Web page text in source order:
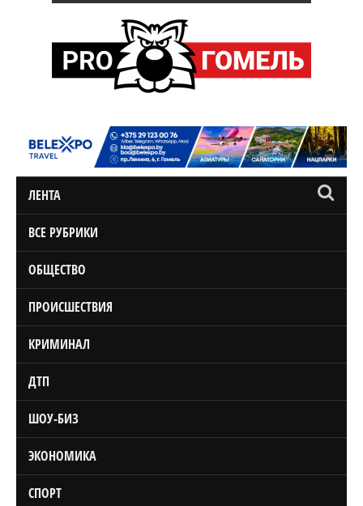
ЛЕНТА
ВСЕ РУБРИКИ
ОБЩЕСТВО
ПРОИСШЕСТВИЯ
КРИМИНАЛ
ДТП
ШОУ-БИЗ
ЭКОНОМИКА
СПОРТ